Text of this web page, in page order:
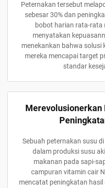
Peternakan tersebut
sebesar 30% dan
bobot harian rata-rata
menyatakan
menekankan bahwa
mereka mencapai target
standar
Merevolusionerkan
Sebuah peternakan susu
dalam produksi susu
makanan pada sapi-
campuran vitamin cair
mencatat peningkatan hasil